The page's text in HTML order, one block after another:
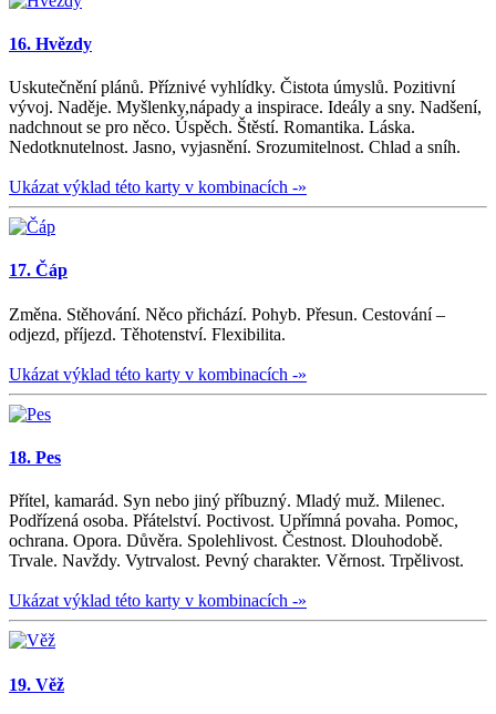
16. Hvězdy
Uskutečnění plánů. Příznivé vyhlídky. Čistota úmyslů. Pozitivní
vývoj. Naděje. Myšlenky,nápady a inspirace. Ideály a sny. Nadšení,
nadchnout se pro něco. Úspěch. Štěstí. Romantika. Láska.
Nedotknutelnost. Jasno, vyjasnění. Srozumitelnost. Chlad a sníh.
Ukázat výklad této karty v kombinacích -»
17. Čáp
Změna. Stěhování. Něco přichází. Pohyb. Přesun. Cestování –
odjezd, příjezd. Těhotenství. Flexibilita.
Ukázat výklad této karty v kombinacích -»
18. Pes
Přítel, kamarád. Syn nebo jiný příbuzný. Mladý muž. Milenec.
Podřízená osoba. Přátelství. Poctivost. Upřímná povaha. Pomoc,
ochrana. Opora. Důvěra. Spolehlivost. Čestnost. Dlouhodobě.
Trvale. Navždy. Vytrvalost. Pevný charakter. Věrnost. Trpělivost.
Ukázat výklad této karty v kombinacích -»
19. Věž